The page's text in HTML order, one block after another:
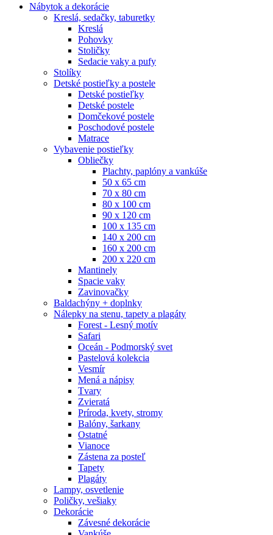
Nábytok a dekorácie
Kreslá, sedačky, taburetky
Kreslá
Pohovky
Stoličky
Sedacie vaky a pufy
Stolíky
Detské postieľky a postele
Detské postieľky
Detské postele
Domčekové postele
Poschodové postele
Matrace
Vybavenie postieľky
Obliečky
Plachty, paplóny a vankúše
50 x 65 cm
70 x 80 cm
80 x 100 cm
90 x 120 cm
100 x 135 cm
140 x 200 cm
160 x 200 cm
200 x 220 cm
Mantinely
Spacie vaky
Zavinovačky
Baldachýny + doplnky
Nálepky na stenu, tapety a plagáty
Forest - Lesný motív
Safari
Oceán - Podmorský svet
Pastelová kolekcia
Vesmír
Mená a nápisy
Tvary
Zvieratá
Príroda, kvety, stromy
Balóny, šarkany
Ostatné
Vianoce
Zástena za posteľ
Tapety
Plagáty
Lampy, osvetlenie
Poličky, vešiaky
Dekorácie
Závesné dekorácie